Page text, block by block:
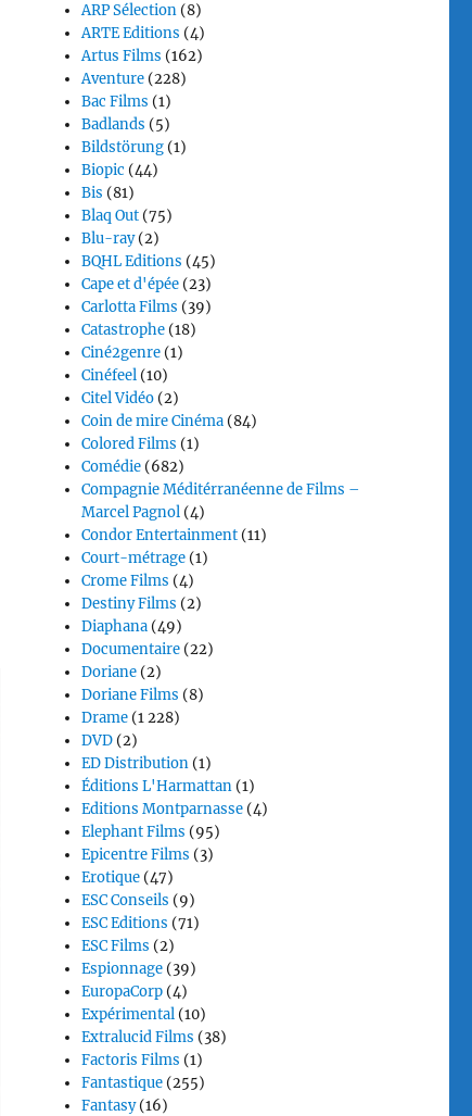
ARP Sélection (8)
ARTE Editions (4)
Artus Films (162)
Aventure (228)
Bac Films (1)
Badlands (5)
Bildstörung (1)
Biopic (44)
Bis (81)
Blaq Out (75)
Blu-ray(2)
BQHL Editions (45)
Cape et d'épée (23)
Carlotta Films (39)
Catastrophe (18)
Ciné2genre (1)
Cinéfeel (10)
Citel Vidéo (2)
Coin de mire Cinéma (84)
Colored Films (1)
Comédie (682)
Compagnie Méditérranéenne de Films –
Marcel Pagnol (4)
Condor Entertainment (11)
Court-métrage (1)
Crome Films (4)
Destiny Films (2)
Diaphana (49)
Documentaire (22)
Doriane (2)
Doriane Films (8)
Drame (1 228)
DVD (2)
ED Distribution (1)
Éditions L'Harmattan (1)
Editions Montparnasse (4)
Elephant Films (95)
Epicentre Films (3)
Erotique (47)
ESC Conseils (9)
ESC Editions (71)
ESC Films (2)
Espionnage (39)
EuropaCorp (4)
Expérimental (10)
Extralucid Films (38)
Factoris Films (1)
Fantastique (255)
Fantasy(16)